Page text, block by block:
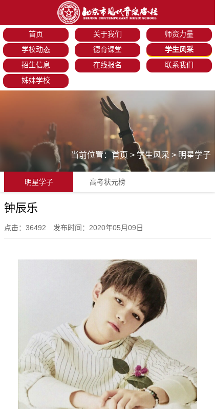
首页 关于我们
师资力量
学校动态
德育课堂
学生风采
招生信息
在线报名
联系我们
姊妹学校
当前位置：首页 > 学生风采 > 明星学子
明星学子 高考状元榜
钟辰乐
点击：36492 发布时间：2020年05月09日